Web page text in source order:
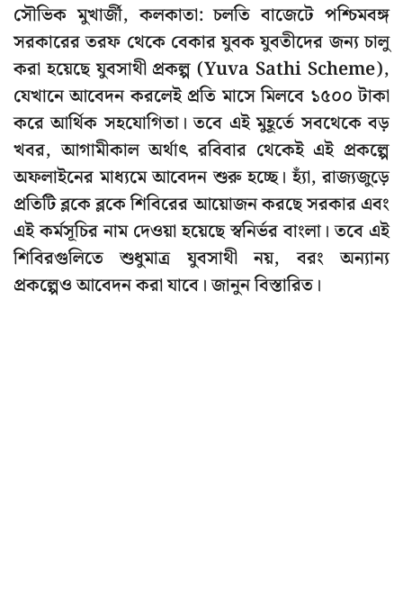
সৌভিক মুখার্জী, কলকাতা: চলতি বাজেটে পশ্চিমবঙ্গ
সরকারের তরফ থেকে বেকার যুবক যুবতীদের জন্য চালু
করা হয়েছে যুবসাথী প্রকল্প (Yuva Sathi Scheme),
যেখানে আবেদন করলেই প্রতি মাসে মিলবে ১৫০০ টাকা
করে আর্থিক সহযোগিতা। তবে এই মুহূর্তে সবথেকে বড়
খবর, আগামীকাল অর্থাৎ রবিবার থেকেই এই প্রকল্পে
অফলাইনের মাধ্যমে আবেদন শুরু হচ্ছে। হ্যাঁ, রাজ্যজুড়ে
প্রতিটি ব্লকে ব্লকে শিবিরের আয়োজন করছে সরকার এবং
এই কর্মসূচির নাম দেওয়া হয়েছে স্বনির্ভর বাংলা। তবে এই
শিবিরগুলিতে শুধুমাত্র যুবসাথী নয়, বরং অন্যান্য
প্রকল্পেও আবেদন করা যাবে। জানুন বিস্তারিত।